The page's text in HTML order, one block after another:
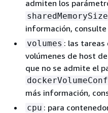
admiten los
sharedMemorySize
información, consulte
volumes : las tareas
volúmenes de host
que no se admite el
más información,
cpu : para